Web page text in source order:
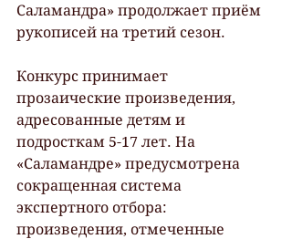
Саламандра» продолжает приём
рукописей на третий сезон.
Конкурс принимает
прозаические произведения,
адресованные детям и
подросткам 5-17 лет. На
«Саламандре» предусмотрена
сокращенная система
экспертного отбора:
произведения, отмеченные